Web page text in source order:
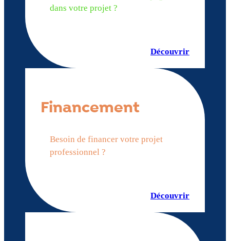
dans votre projet ?
Découvrir
Financement
Besoin de financer votre projet
professionnel ?
Découvrir